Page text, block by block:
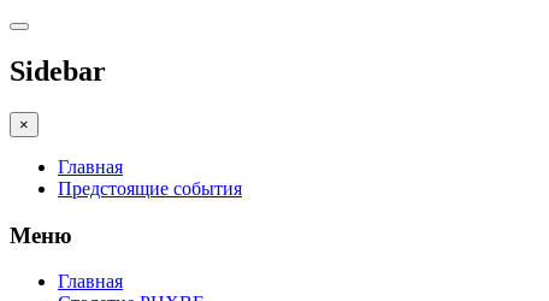
Sidebar
×
Главная
Предстоящие события
Меню
Главная